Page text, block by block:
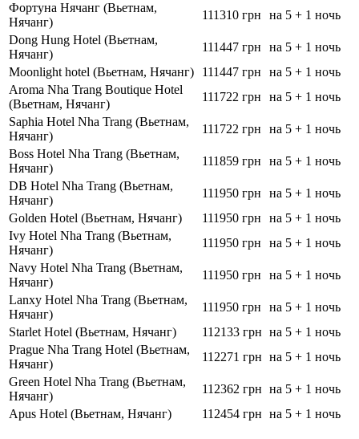
Фортуна Нячанг (Вьетнам,
Нячанг)
111310 грн
на 5 + 1 ночь
Dong Hung Hotel (Вьетнам,
Нячанг)
111447 грн
на 5 + 1 ночь
Moonlight hotel (Вьетнам, Нячанг)
111447 грн
на 5 + 1 ночь
Aroma Nha Trang Boutique Hotel
(Вьетнам, Нячанг)
111722 грн
на 5 + 1 ночь
Saphia Hotel Nha Trang (Вьетнам,
Нячанг)
111722 грн
на 5 + 1 ночь
Boss Hotel Nha Trang (Вьетнам,
Нячанг)
111859 грн
на 5 + 1 ночь
DB Hotel Nha Trang (Вьетнам,
Нячанг)
111950 грн
на 5 + 1 ночь
Golden Hotel (Вьетнам, Нячанг)
111950 грн
на 5 + 1 ночь
Ivy Hotel Nha Trang (Вьетнам,
Нячанг)
111950 грн
на 5 + 1 ночь
Navy Hotel Nha Trang (Вьетнам,
Нячанг)
111950 грн
на 5 + 1 ночь
Lanxy Hotel Nha Trang (Вьетнам,
Нячанг)
111950 грн
на 5 + 1 ночь
Starlet Hotel (Вьетнам, Нячанг)
112133 грн на 5 + 1 ночь
Prague Nha Trang Hotel (Вьетнам,
Нячанг)
112271 грн на 5 + 1 ночь
Green Hotel Nha Trang (Вьетнам,
Нячанг)
112362 грн на 5 + 1 ночь
Apus Hotel (Вьетнам, Нячанг)
112454 грн на 5 + 1 ночь